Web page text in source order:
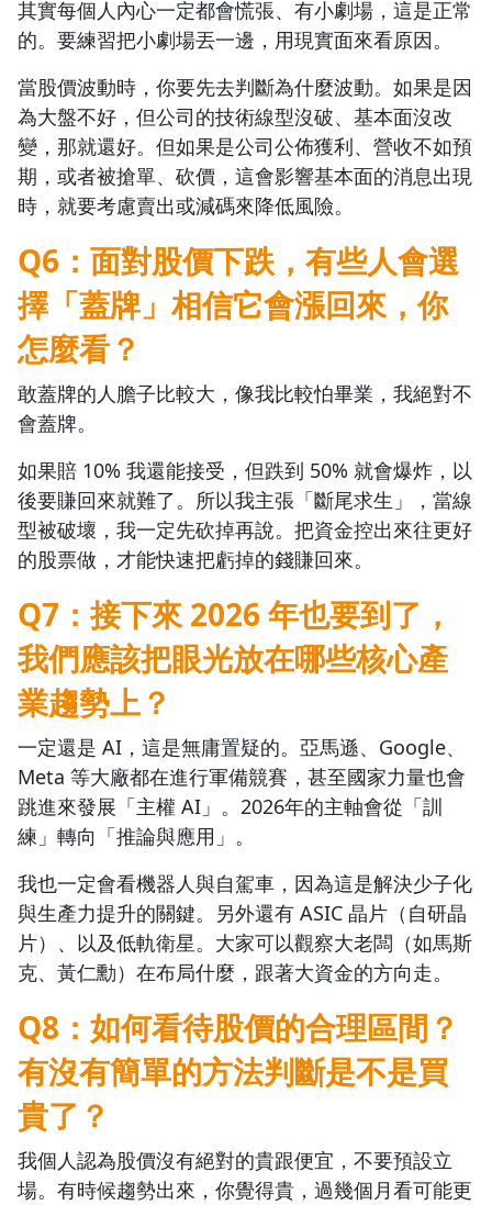
其實每個人內心一定都會慌張、有小劇場，這是正常
的。要練習把小劇場丟一邊，用現實面來看原因。
當股價波動時，你要先去判斷為什麼波動。如果是因
為大盤不好，但公司的技術線型沒破、基本面沒改
變，那就還好。但如果是公司公佈獲利、營收不如預
期，或者被搶單、砍價，這會影響基本面的消息出現
時，就要考慮賣出或減碼來降低風險。
Q6：面對股價下跌，有些人會選
擇「蓋牌」相信它會漲回來，你
怎麼看？
敢蓋牌的人膽子比較大，像我比較怕畢業，我絕對不
會蓋牌。
如果賠 10% 我還能接受，但跌到 50% 就會爆炸，以
後要賺回來就難了。所以我主張「斷尾求生」，當線
型被破壞，我一定先砍掉再說。把資金控出來往更好
的股票做，才能快速把虧掉的錢賺回來。
Q7：接下來 2026 年也要到了，
我們應該把眼光放在哪些核心產
業趨勢上？
一定還是 AI，這是無庸置疑的。亞馬遜、Google、
Meta 等大廠都在進行軍備競賽，甚至國家力量也會
跳進來發展「主權 AI」。2026年的主軸會從「訓
練」轉向「推論與應用」。
我也一定會看機器人與自駕車，因為這是解決少子化
與生產力提升的關鍵。另外還有 ASIC 晶片（自研晶
片）、以及低軌衛星。大家可以觀察大老闆（如馬斯
克、黃仁勳）在布局什麼，跟著大資金的方向走。
Q8：如何看待股價的合理區間？
有沒有簡單的方法判斷是不是買
貴了？
我個人認為股價沒有絕對的貴跟便宜，不要預設立
場。有時候趨勢出來，你覺得貴，過幾個月看可能更